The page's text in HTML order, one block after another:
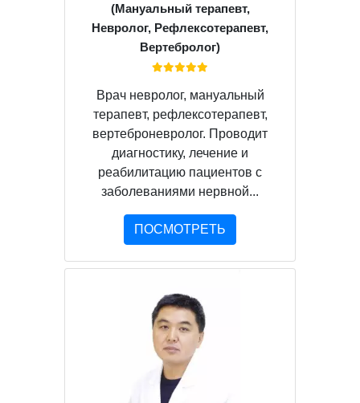
(Мануальный терапевт,
Невролог, Рефлексотерапевт,
Вертебролог)
Врач невролог, мануальный
терапевт, рефлексотерапевт,
вертеброневролог. Проводит
диагностику, лечение и
реабилитацию пациентов с
заболеваниями нервной...
ПОСМОТРЕТЬ